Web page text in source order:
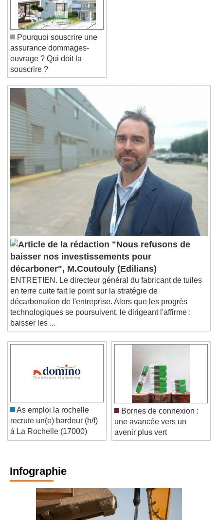
Font Family
Reset
Done
Close Modal Dialog
End of dialog window.
Pourquoi souscrire une
assurance dommages-
ouvrage ? Qui doit la
souscrire ?
"Nous refusons de
baisser nos investissements pour
décarboner", M.Coutouly (Edilians)
ENTRETIEN. Le directeur général du fabricant de tuiles
en terre cuite fait le point sur la stratégie de
décarbonation de l'entreprise. Alors que les progrès
technologiques se poursuivent, le dirigeant l'affirme :
baisser les ...
As emploi la rochelle
recrute un(e) bardeur (h/f)
à La Rochelle (17000)
Bornes de connexion :
une avancée vers un
avenir plus vert
Infographie